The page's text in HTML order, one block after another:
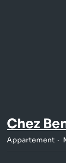
Chez
Appartement